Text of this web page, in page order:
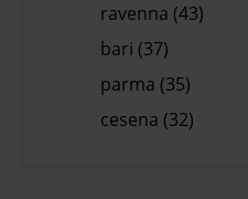
ravenna (43)
bari (37)
parma (35)
cesena (32)